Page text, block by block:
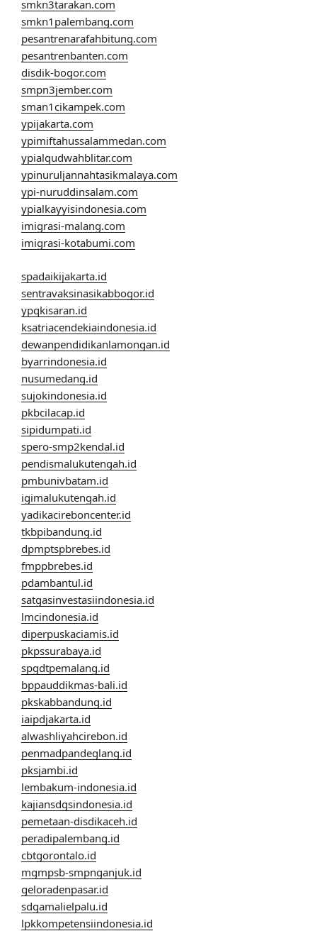
smkn3tarakan.com
smkn1palembang.com
pesantrenarafahbitung.com
pesantrenbanten.com
disdik-bogor.com
smpn3jember.com
sman1cikampek.com
ypijakarta.com
ypimiftahussalammedan.com
ypialqudwahblitar.com
ypinuruljannahtasikmalaya.com
ypi-nuruddinsalam.com
ypialkayyisindonesia.com
imigrasi-malang.com
imigrasi-kotabumi.com
spadaikijakarta.id
sentravaksinasikabbogor.id
ypqkisaran.id
ksatriacendekiaindonesia.id
dewanpendidikanlamongan.id
byarrindonesia.id
nusumedang.id
sujokindonesia.id
pkbcilacap.id
sipidumpati.id
spero-smp2kendal.id
pendismalukutengah.id
pmbunivbatam.id
igimalukutengah.id
yadikacireboncenter.id
tkbpibandung.id
dpmptspbrebes.id
fmppbrebes.id
pdambantul.id
satgasinvestasiindonesia.id
lmcindonesia.id
diperpuskaciamis.id
pkpssurabaya.id
spgdtpemalang.id
bppauddikmas-bali.id
pkskabbandung.id
iaipdjakarta.id
alwashliyahcirebon.id
penmadpandeglang.id
pksjambi.id
lembakum-indonesia.id
kajiansdgsindonesia.id
pemetaan-disdikaceh.id
peradipalembang.id
cbtgorontalo.id
mgmpsb-smpnganjuk.id
geloradenpasar.id
sdgamalielpalu.id
lpkkompetensiindonesia.id